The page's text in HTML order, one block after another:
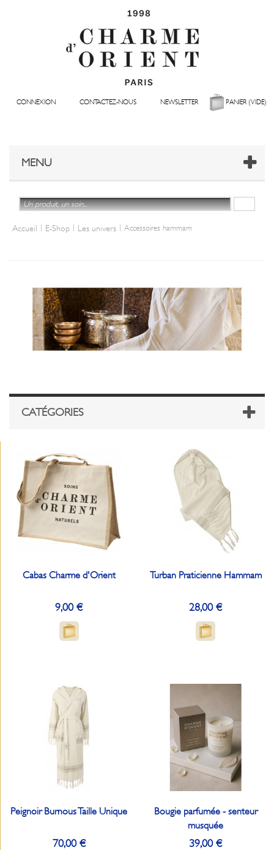
CONNEXION CONTACTEZ-NOUS NEWSLETTER PANIER(VIDE)
MENU
Accueil | E-Shop | Les univers | Accessoires hammam
CATÉGORIES
Cabas Charme d'Orient
9,00 €
Turban Praticienne Hammam
28,00 €
Peignoir Burnous Taille Unique
70,00 €
Bougie parfumée - senteur
musquée
39,00 €